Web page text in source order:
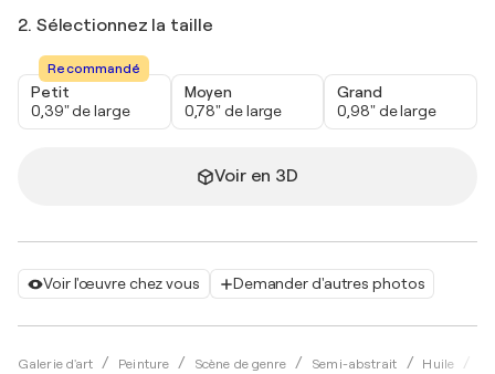
Voir l'œuvre chez vous Demander d'autres photos
Galerie d'art Peinture Scène de genre Semi-abstrait Huile
2. Sélectionnez la taille
Recommandé
Petit
0,39" de large
Moyen
0,78" de large
Grand
0,98" de large
Voir en 3D